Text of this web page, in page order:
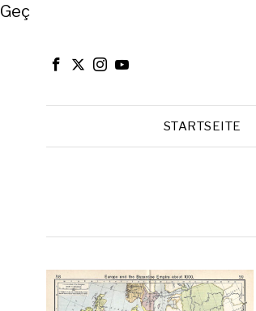
Close
Geç
STARTSEITE